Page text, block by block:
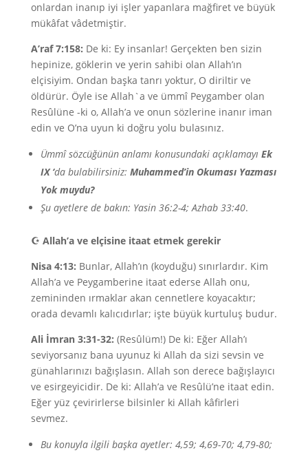
onlardan inanıp iyi işler yapanlara mağfiret ve büyük
mükâfat vâdetmiştir.
A’raf 7:158: De ki: Ey insanlar! Gerçekten ben sizin
hepinize, göklerin ve yerin sahibi olan Allah’ın
elçisiyim. Ondan başka tanrı yoktur, O diriltir ve
öldürür. Öyle ise Allah`a ve ümmî Peygamber olan
Resûlüne -ki o, Allah’a ve onun sözlerine inanır iman
edin ve O’na uyun ki doğru yolu bulasınız.
Ümmî sözcüğünün anlamı konusundaki açıklamayı Ek
IX ‘da bulabilirsiniz: Muhammed’in Okuması Yazması
Yok muydu?
Şu ayetlere de bakın: Yasin 36:2-4; Azhab 33:40.
☪ Allah’a ve elçisine itaat etmek gerekir
Nisa 4:13: Bunlar, Allah’ın (koyduğu) sınırlardır. Kim
Allah’a ve Peygamberine itaat ederse Allah onu,
zemininden ırmaklar akan cennetlere koyacaktır;
orada devamlı kalıcıdırlar; işte büyük kurtuluş budur.
Ali İmran 3:31-32: (Resûlüm!) De ki: Eğer Allah’ı
seviyorsanız bana uyunuz ki Allah da sizi sevsin ve
günahlarınızı bağışlasın. Allah son derece bağışlayıcı
ve esirgeyicidir. De ki: Allah’a ve Resûlü’ne itaat edin.
Eğer yüz çevirirlerse bilsinler ki Allah kâfirleri
sevmez.
Bu konuyla ilgili başka ayetler: 4,59; 4,69-70; 4,79-80;